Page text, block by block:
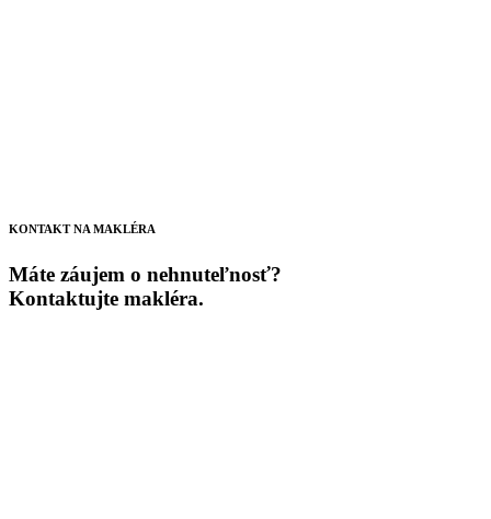
KONTAKT NA MAKLÉRA
Máte záujem o nehnuteľnosť?
Kontaktujte makléra.